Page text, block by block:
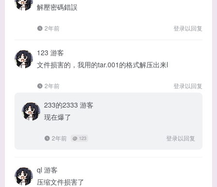
解壓密碼錯誤
2年前 登录以回复
123 游客
文件损害的，我用的tar.001的格式解压出来l
2年前 登录以回复
233的2333 游客
现在爆了
2年前 @ 123 登录以回复
ql 游客
压缩文件损害了